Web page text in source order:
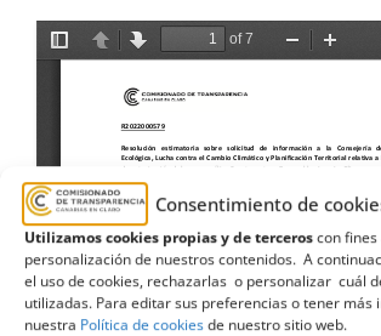
Consentimiento de
Utilizamos cookies propias y de terceroscon
personalización de nuestros contenidos. A
el uso de cookies, rechazarlas o personalizar cuál
utilizadas. Para editar sus preferencias o tener más
nuestra Política de cookiesde nuestro sitio web.